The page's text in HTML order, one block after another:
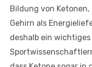
Bildung von
Gehirn als
deshalb ein